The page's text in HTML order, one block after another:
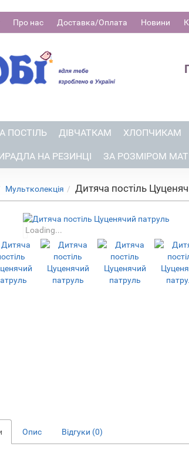
Про нас Доставка/Оплата Новини
ПОСТІЛЬ ДІВЧАТКАМ ХЛОПЧИКАМ
НА РЕЗИНЦІ ЗА РОЗМІРОМ
Мультколекція Дитяча постіль
Loading...
Опис Відгуки (0)